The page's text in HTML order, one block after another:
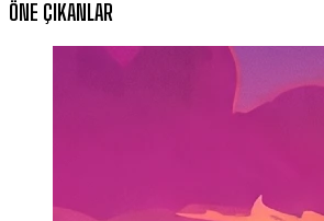
ÖNE ÇIKANLAR